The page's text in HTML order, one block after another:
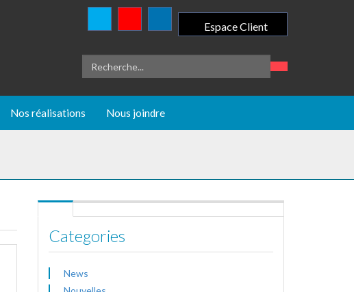
Espace Client
Nos réalisations Nous joindre
Categories
News